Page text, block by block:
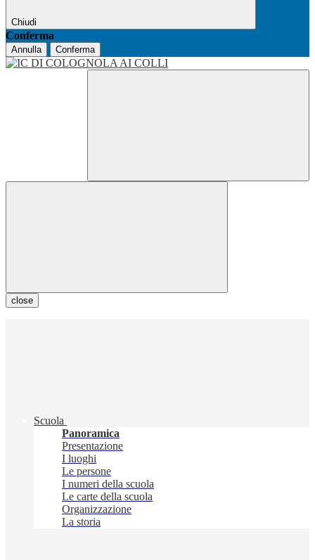
Chiudi
Conferma
Annulla Conferma
close
Scuola
Panoramica
Presentazione
I luoghi
Le persone
I numeri della scuola
Le carte della scuola
Organizzazione
La storia